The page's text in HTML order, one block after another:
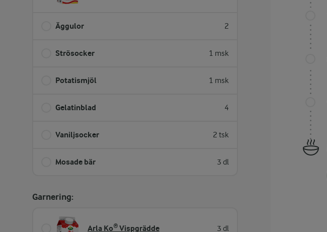
Äggulor 2
Strösocker 1 msk
Potatismjöl 1 msk
Gelatinblad 4
Vaniljsocker 2 tsk
Mosade bär 3 dl
Garnering:
Arla Ko® Vispgrädde 3 dl